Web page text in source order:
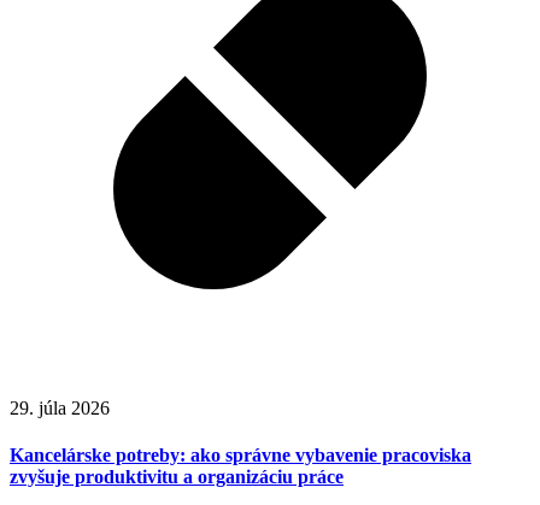
29. júla 2026
Kancelárske potreby: ako správne vybavenie pracoviska
zvyšuje produktivitu a organizáciu práce